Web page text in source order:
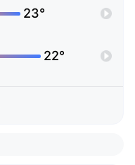
23°
22°